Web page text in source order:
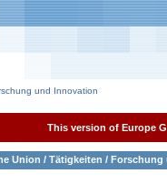
und Innovation
This version of Europe
Union / Tätigkeiten /